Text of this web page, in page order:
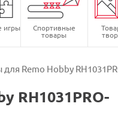
игры Спортивные
товары
Remo Hobby
RH1031PRO-